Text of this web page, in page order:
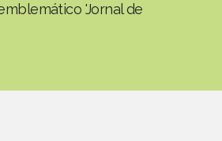
'Jornal de